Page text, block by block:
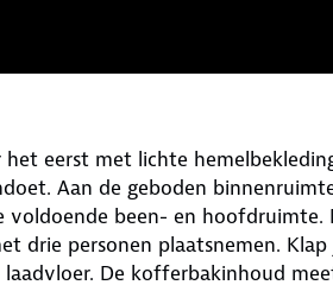
eerst met lichte
Aan de geboden
been- en hoofdruimte.
drie personen plaatsnemen.
De kofferbakinhoud